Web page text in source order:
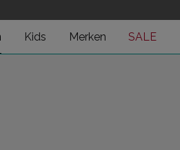
Kids Merken SALE